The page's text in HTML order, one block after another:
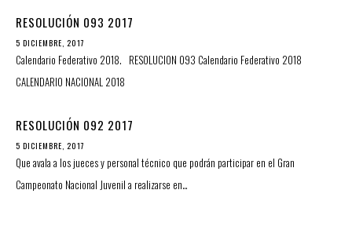
RESOLUCIÓN 093 2017
5 DICIEMBRE, 2017
Calendario Federativo 2018. RESOLUCION 093 Calendario Federativo 2018
CALENDARIO NACIONAL 2018
RESOLUCIÓN 092 2017
5 DICIEMBRE, 2017
Que avala a los jueces y personal técnico que podrán participar en el Gran
Campeonato Nacional Juvenil a realizarse en…